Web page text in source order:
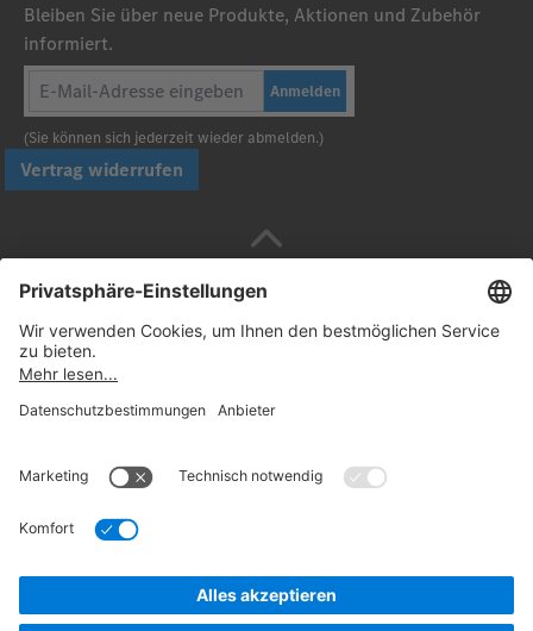
Bleiben Sie über neue Produkte, Aktionen und Zubehör
informiert.
Anmelden
(Sie können sich jederzeit wieder abmelden.)
Vertrag widerrufen
Sicher bezahlen mit
© 2026. Daimler Truck AG. Alle Rechte vorbehalten
Widerrufsbelehrung